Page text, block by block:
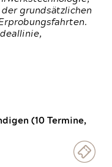
grundsätzlichen
(10 Termine,